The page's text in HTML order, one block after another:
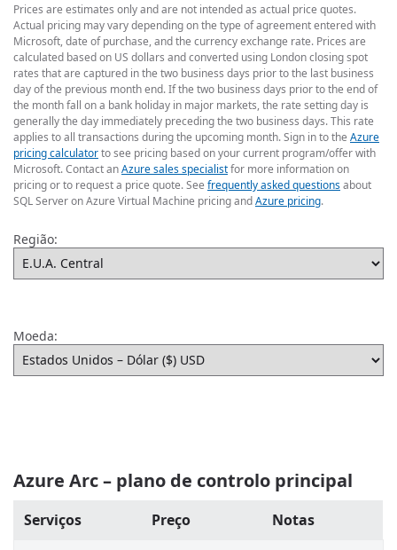
Prices are estimates only and are not intended as actual price quotes.
Actual pricing may vary depending on the type of agreement entered with
Microsoft, date of purchase, and the currency exchange rate. Prices are
calculated based on US dollars and converted using London closing spot
rates that are captured in the two business days prior to the last business
day of the previous month end. If the two business days prior to the end of
the month fall on a bank holiday in major markets, the rate setting day is
generally the day immediately preceding the two business days. This rate
applies to all transactions during the upcoming month. Sign in to the Azure
pricing calculatorto see pricing based on your current program/offer with
Microsoft. Contact anAzure sales specialistfor more information on
pricing or to request a price quote. See frequently asked questionsabout
SQL Server on Azure Virtual Machine pricing andAzure pricing​.
Região:
Moeda:
Azure Arc – plano de controlo principal
Serviços Preço Notas